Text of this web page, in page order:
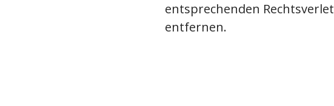
entsprechenden
entfernen.